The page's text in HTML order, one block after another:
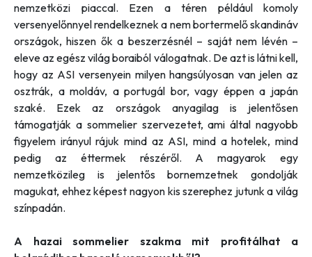
nemzetközi piaccal. Ezen a téren például komoly
versenyelőnnyel rendelkeznek a nem bortermelő skandináv
országok, hiszen ők a beszerzésnél – saját nem lévén –
eleve az egész világ boraiból válogatnak. De azt is látni kell,
hogy az ASI versenyein milyen hangsúlyosan van jelen az
osztrák, a moldáv, a portugál bor, vagy éppen a japán
szaké. Ezek az országok anyagilag is jelentősen
támogatják a sommelier szervezetet, ami által nagyobb
figyelem irányul rájuk mind az ASI, mind a hotelek, mind
pedig az éttermek részéről. A magyarok egy
nemzetközileg is jelentős bornemzetnek gondolják
magukat, ehhez képest nagyon kis szerephez jutunk a világ
színpadán.
A hazai sommelier szakma mit profitálhat a